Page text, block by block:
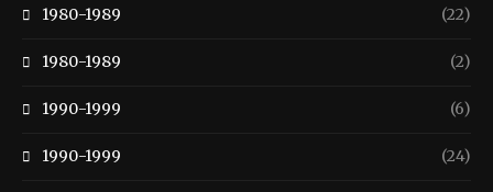
1980-1989 (22)
1980-1989 (2)
1990-1999 (6)
1990-1999 (24)